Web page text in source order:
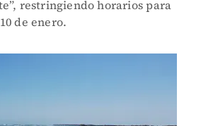
restringiendo horarios para
de enero.